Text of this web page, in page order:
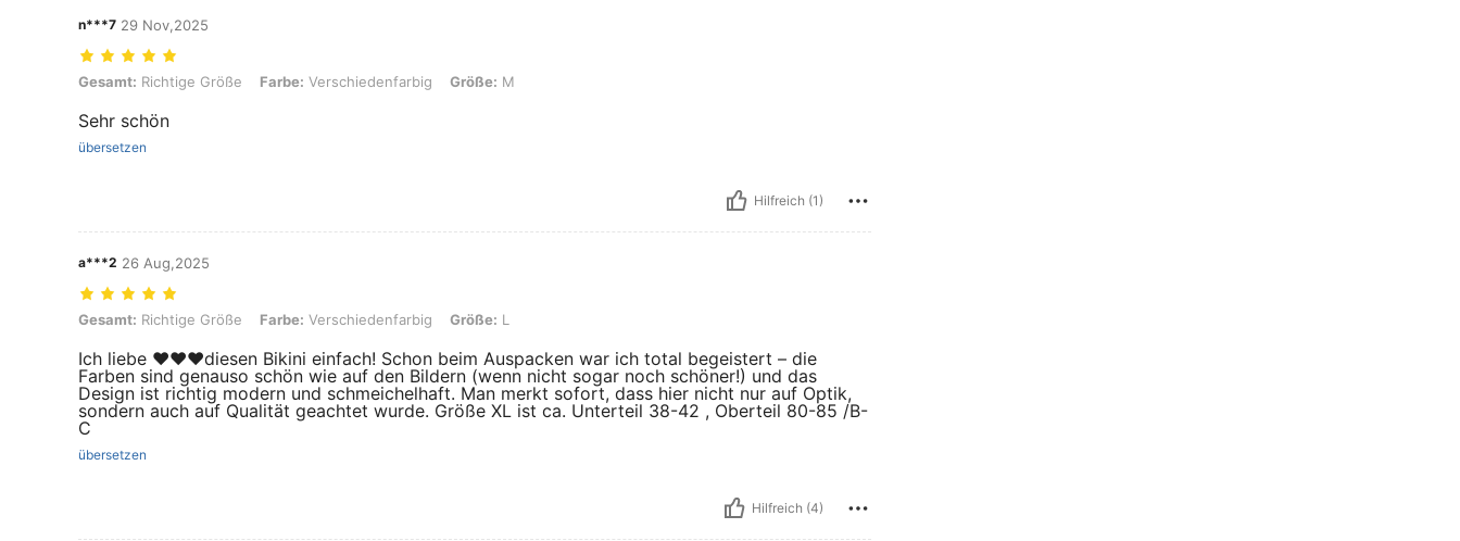
n***7 29 Nov,2025
Gesamt: Richtige Größe, Farbe: Verschiedenfarbig, Größe: M
Gesamt: Richtige Größe Farbe: Verschiedenfarbig Größe: M
Sehr schön
übersetzen
Hilfreich (1)
a***2 26 Aug,2025
Gesamt: Richtige Größe, Farbe: Verschiedenfarbig, Größe: L
Gesamt: Richtige Größe Farbe: Verschiedenfarbig Größe: L
Ich liebe ♥️♥️♥️diesen Bikini einfach! Schon beim Auspacken war ich total begeistert – die
Farben sind genauso schön wie auf den Bildern (wenn nicht sogar noch schöner!) und das
Design ist richtig modern und schmeichelhaft. Man merkt sofort, dass hier nicht nur auf Optik,
sondern auch auf Qualität geachtet wurde. Größe XL ist ca. Unterteil 38-42 , Oberteil 80-85 /B-
C
übersetzen
Hilfreich (4)